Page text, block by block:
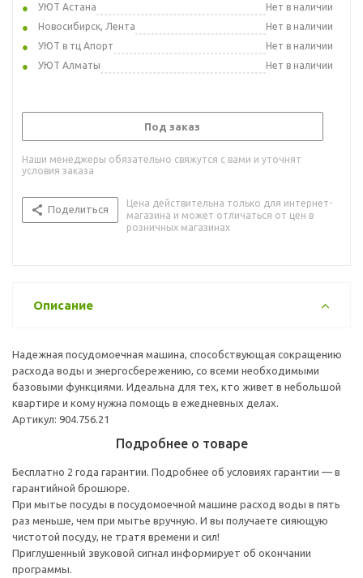
УЮТ Астана
Нет в наличии
Новосибирск, Лента
Нет в наличии
УЮТ в тц Апорт
Нет в наличии
УЮТ Алматы
Нет в наличии
Под заказ
Наши менеджеры обязательно свяжутся с вами и уточнят
условия заказа
Поделиться
Цена действительна только для интернет-
магазина и может отличаться от цен в
розничных магазинах
Описание
Надежная посудомоечная машина, способствующая сокращению
расхода воды и энергосбережению, со всеми необходимыми
базовыми функциями. Идеальна для тех, кто живет в небольшой
квартире и кому нужна помощь в ежедневных делах.
Артикул: 904.756.21
Подробнее о товаре
Бесплатно 2 года гарантии. Подробнее об условиях гарантии — в
гарантийной брошюре.
При мытье посуды в посудомоечной машине расход воды в пять
раз меньше, чем при мытье вручную. И вы получаете сияющую
чистотой посуду, не тратя времени и сил!
Приглушенный звуковой сигнал информирует об окончании
программы.